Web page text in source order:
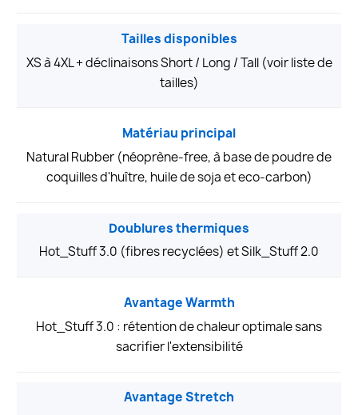
Tailles disponibles
XS à 4XL + déclinaisons Short / Long / Tall (voir liste de
tailles)
Matériau principal
Natural Rubber (néoprène-free, à base de poudre de
coquilles d'huître, huile de soja et eco-carbon)
Doublures thermiques
Hot_Stuff 3.0 (fibres recyclées) et Silk_Stuff 2.0
Avantage Warmth
Hot_Stuff 3.0 : rétention de chaleur optimale sans
sacrifier l'extensibilité
Avantage Stretch